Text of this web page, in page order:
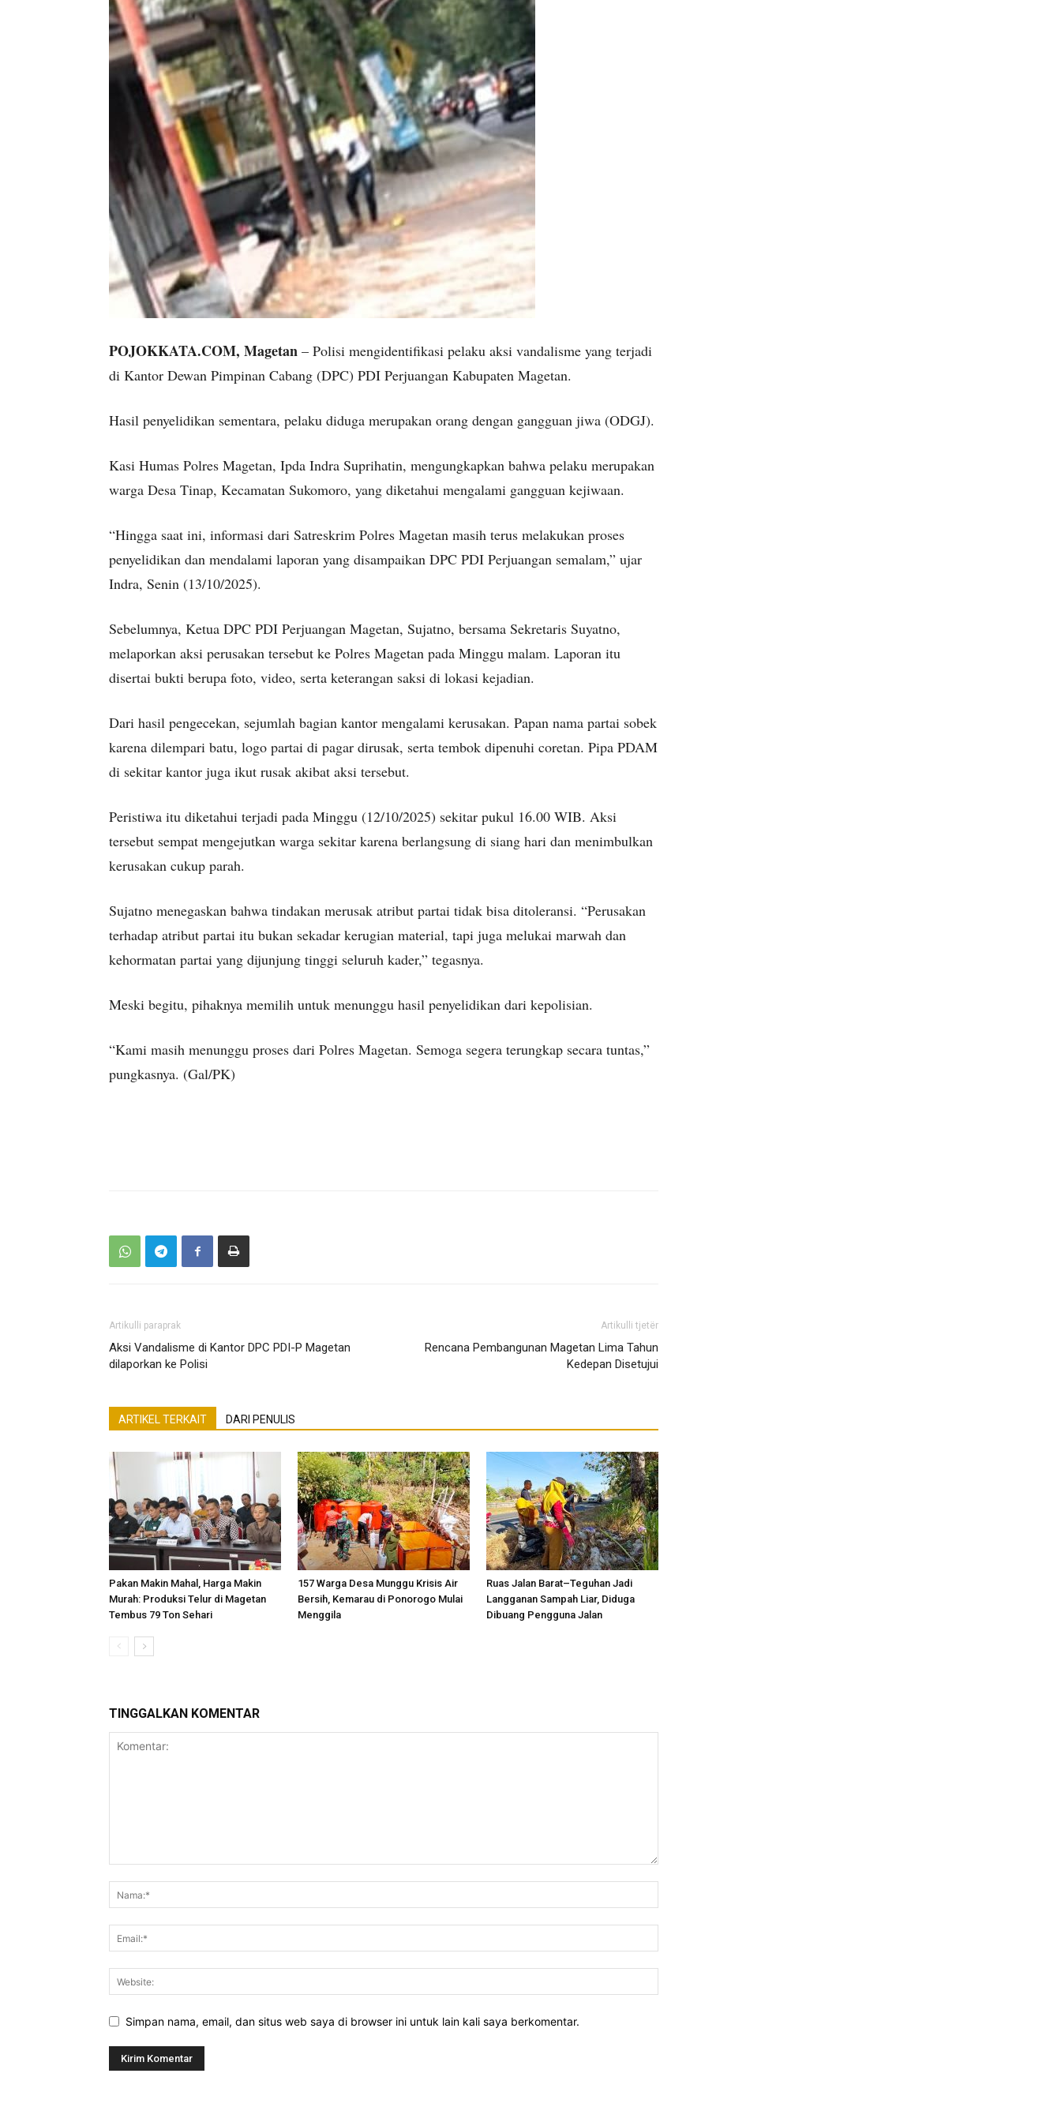
POJOKKATA.COM, Magetan – Polisi mengidentifikasi pelaku aksi vandalisme yang terjadi
di Kantor Dewan Pimpinan Cabang (DPC) PDI Perjuangan Kabupaten Magetan.
Hasil penyelidikan sementara, pelaku diduga merupakan orang dengan gangguan jiwa (ODGJ).
Kasi Humas Polres Magetan, Ipda Indra Suprihatin, mengungkapkan bahwa pelaku merupakan
warga Desa Tinap, Kecamatan Sukomoro, yang diketahui mengalami gangguan kejiwaan.
“Hingga saat ini, informasi dari Satreskrim Polres Magetan masih terus melakukan proses
penyelidikan dan mendalami laporan yang disampaikan DPC PDI Perjuangan semalam,” ujar
Indra, Senin (13/10/2025).
Sebelumnya, Ketua DPC PDI Perjuangan Magetan, Sujatno, bersama Sekretaris Suyatno,
melaporkan aksi perusakan tersebut ke Polres Magetan pada Minggu malam. Laporan itu
disertai bukti berupa foto, video, serta keterangan saksi di lokasi kejadian.
Dari hasil pengecekan, sejumlah bagian kantor mengalami kerusakan. Papan nama partai sobek
karena dilempari batu, logo partai di pagar dirusak, serta tembok dipenuhi coretan. Pipa PDAM
di sekitar kantor juga ikut rusak akibat aksi tersebut.
Peristiwa itu diketahui terjadi pada Minggu (12/10/2025) sekitar pukul 16.00 WIB. Aksi
tersebut sempat mengejutkan warga sekitar karena berlangsung di siang hari dan menimbulkan
kerusakan cukup parah.
Sujatno menegaskan bahwa tindakan merusak atribut partai tidak bisa ditoleransi. “Perusakan
terhadap atribut partai itu bukan sekadar kerugian material, tapi juga melukai marwah dan
kehormatan partai yang dijunjung tinggi seluruh kader,” tegasnya.
Meski begitu, pihaknya memilih untuk menunggu hasil penyelidikan dari kepolisian.
“Kami masih menunggu proses dari Polres Magetan. Semoga segera terungkap secara tuntas,”
pungkasnya. (Gal/PK)
Artikulli paraprak
Aksi Vandalisme di Kantor DPC PDI-P Magetan
dilaporkan ke Polisi
Artikulli tjetër
Rencana Pembangunan Magetan Lima Tahun
Kedepan Disetujui
ARTIKEL TERKAIT DARI PENULIS
Pakan Makin Mahal, Harga Makin
Murah: Produksi Telur di Magetan
Tembus 79 Ton Sehari
157 Warga Desa Munggu Krisis Air
Bersih, Kemarau di Ponorogo Mulai
Menggila
Ruas Jalan Barat–Teguhan Jadi
Langganan Sampah Liar, Diduga
Dibuang Pengguna Jalan
TINGGALKAN KOMENTAR
Simpan nama, email, dan situs web saya di browser ini untuk lain kali saya berkomentar.